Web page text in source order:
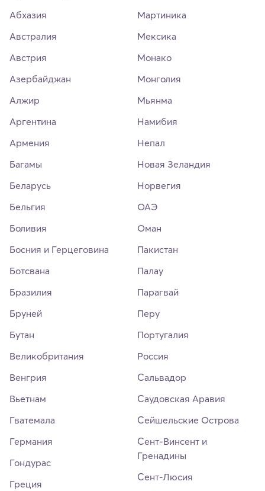
Абхазия
Австралия
Австрия
Азербайджан
Алжир
Аргентина
Армения
Багамы
Беларусь
Бельгия
Боливия
Босния и Герцеговина
Ботсвана
Бразилия
Бруней
Бутан
Великобритания
Венгрия
Вьетнам
Гватемала
Германия
Гондурас
Греция
Мартиника
Мексика
Монако
Монголия
Мьянма
Намибия
Непал
Новая Зеландия
Норвегия
ОАЭ
Оман
Пакистан
Палау
Парагвай
Перу
Португалия
Россия
Сальвадор
Саудовская Аравия
Сейшельские Острова
Сент-Винсент и
Гренадины
Сент-Люсия